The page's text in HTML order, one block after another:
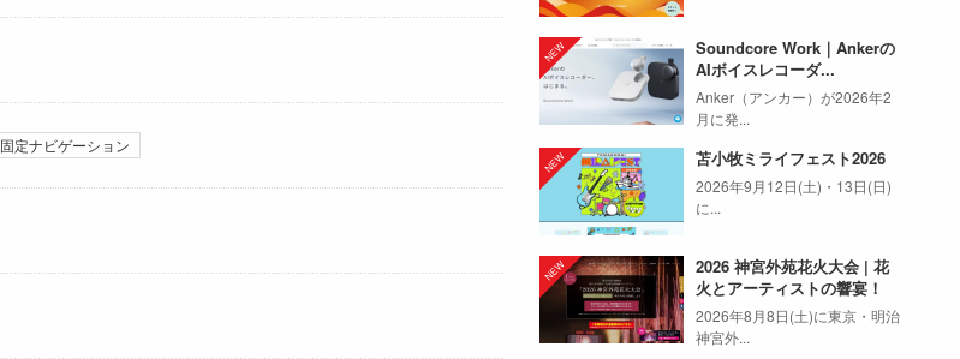
固定ナビゲーション
Soundcore Work｜Ankerの
AIボイスレコーダ...
Anker（アンカー）が2026年2
月に発...
苫小牧ミライフェスト2026
2026年9月12日(土)・13日(日)
に...
2026 神宮外苑花火大会 | 花
火とアーティストの響宴！
2026年8月8日(土)に東京・明治
神宮外...